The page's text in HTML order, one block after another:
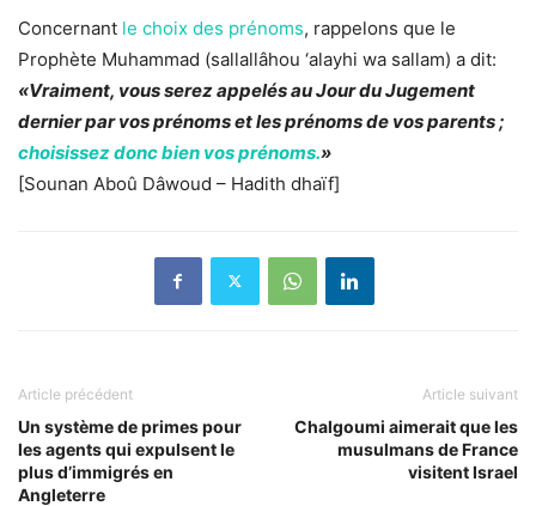
Concernant le choix des prénoms, rappelons que le
Prophète Muhammad (sallallâhou ‘alayhi wa sallam) a dit:
«Vraiment, vous serez appelés au Jour du Jugement
dernier par vos prénoms et les prénoms de vos parents ;
choisissez donc bien vos prénoms.»
[Sounan Aboû Dâwoud – Hadith dhaïf]
Article précédent
Un système de primes pour
les agents qui expulsent le
plus d’immigrés en
Angleterre
Article suivant
Chalgoumi aimerait que les
musulmans de France
visitent Israel